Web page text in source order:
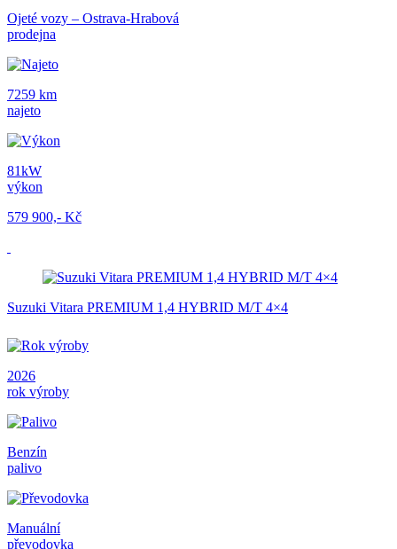
Ojeté vozy – Ostrava-Hrabová
prodejna
7259 km
najeto
81kW
výkon
579 900,- Kč
Suzuki Vitara PREMIUM 1,4 HYBRID M/T 4×4
2026
rok výroby
Benzín
palivo
Manuální
převodovka